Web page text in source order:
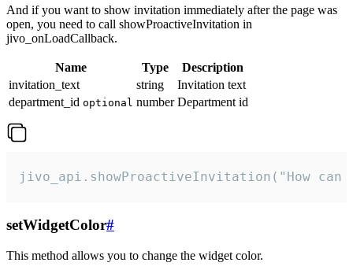
And if you want to show invitation immediately after the page was
open, you need to call showProactiveInvitation in
jivo_onLoadCallback.
Name Type
Description
invitation_text
string
Invitation text
department_id optional number Department id
jivo_api.showProactiveInvitation("How
setWidgetColor#
This method allows you to change the widget color.